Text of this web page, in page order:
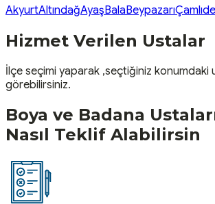
AkyurtAltındağAyaşBalaBeypazarı
Hizmet Verilen Ustalar
İlçe seçimi yaparak ,seçtiğiniz konumdaki
görebilirsiniz.
Boya ve Badana
Nasıl Teklif Alabilirsin